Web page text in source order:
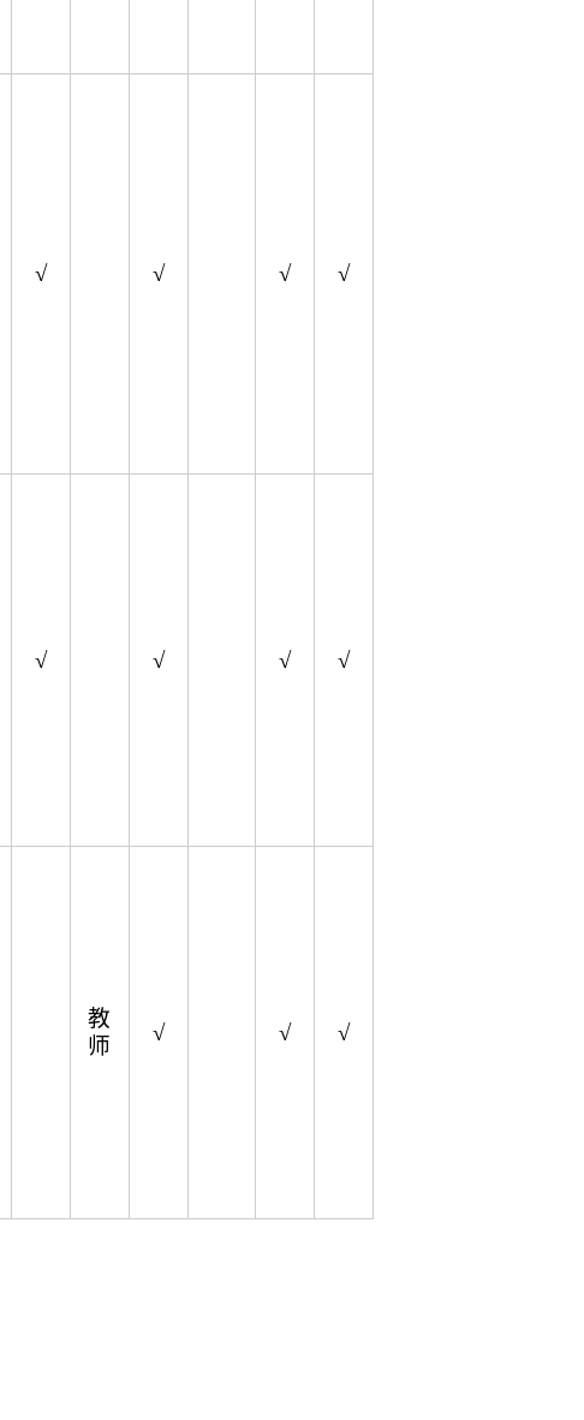
√ √ √ √
√ √ √ √
教
师
√ √ √